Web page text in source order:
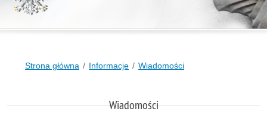
Strona główna Informacje Wiadomości
Wiadomości